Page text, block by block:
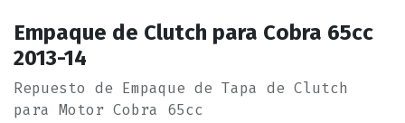
Empaque de Clutch para Cobra 65cc
2013-14
Repuesto de Empaque de Tapa de Clutch
para Motor Cobra 65cc